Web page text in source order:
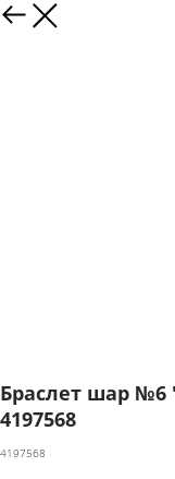
Браслет шар
4197568
4197568